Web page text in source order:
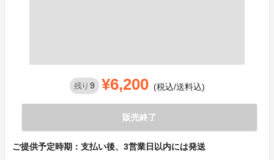
残り 9 ¥6,200 (税込/送料込)
販売終了
ご提供予定時期：支払い後、3営業日以内には発送